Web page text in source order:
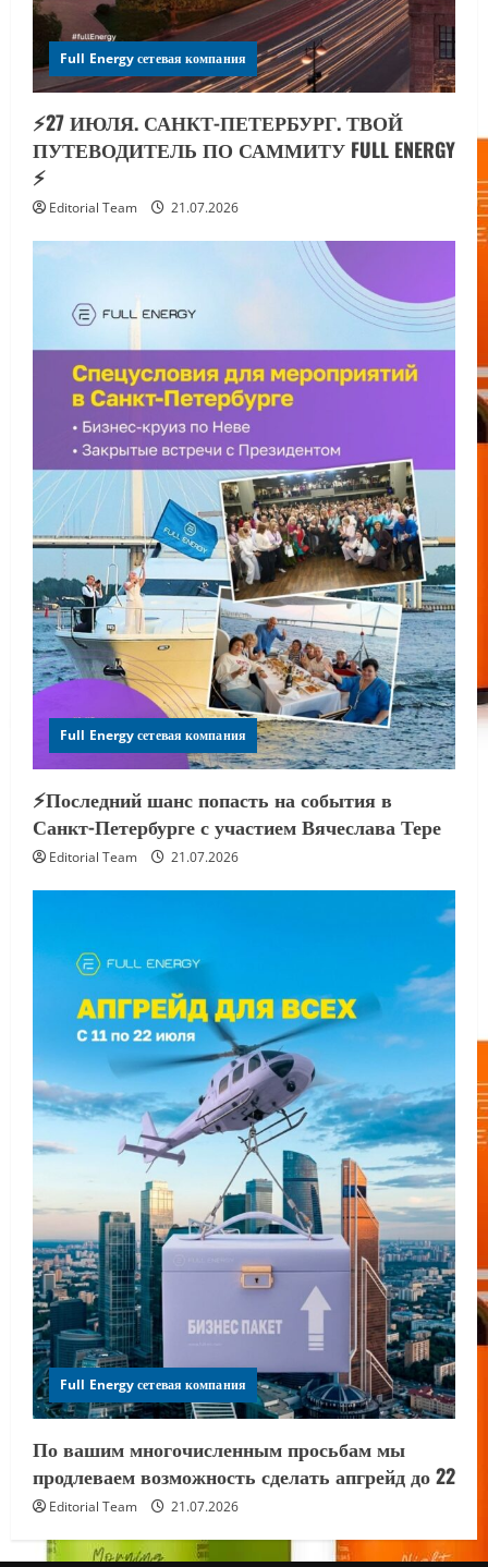
Full Energy сетевая компания
⚡️27 ИЮЛЯ. САНКТ-ПЕТЕРБУРГ. ТВОЙ
ПУТЕВОДИТЕЛЬ ПО САММИТУ FULL ENERGY
⚡️
Editorial Team 21.07.2026
Full Energy сетевая компания
⚡️Последний шанс попасть на события в
Санкт-Петербурге с участием Вячеслава Тере
Editorial Team 21.07.2026
Full Energy сетевая компания
По вашим многочисленным просьбам мы
продлеваем возможность сделать апгрейд до 22
Editorial Team 21.07.2026